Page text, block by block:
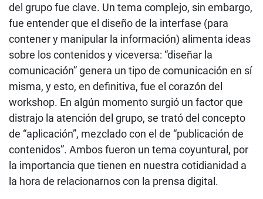
del grupo fue clave. Un tema complejo, sin embargo,
fue entender que el diseño de la interfase (para
contener y manipular la información) alimenta ideas
sobre los contenidos y viceversa: “diseñar la
comunicación” genera un tipo de comunicación en sí
misma, y esto, en definitiva, fue el corazón del
workshop. En algún momento surgió un factor que
distrajo la atención del grupo, se trató del concepto
de “aplicación”, mezclado con el de “publicación de
contenidos”. Ambos fueron un tema coyuntural, por
la importancia que tienen en nuestra cotidianidad a
la hora de relacionarnos con la prensa digital.